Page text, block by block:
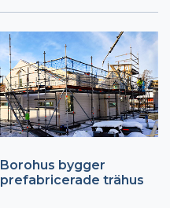
Borohus bygger
prefabricerade trähus